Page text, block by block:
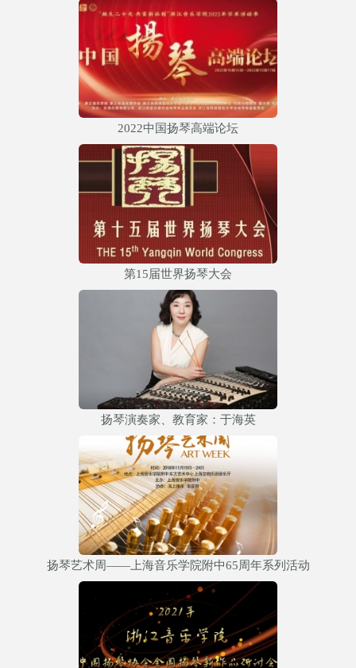
2022中国扬琴高端论坛
第15届世界扬琴大会
扬琴演奏家、教育家：于海英
扬琴艺术周——上海音乐学院附中65周年系列活动